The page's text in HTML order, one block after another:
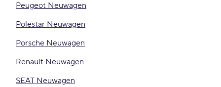
Peugeot Neuwagen
Polestar Neuwagen
Porsche Neuwagen
Renault Neuwagen
SEAT Neuwagen